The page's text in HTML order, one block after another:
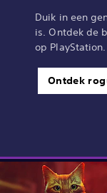
Duik in een
is. Ontdek de
op PlayStation.
Ontdek